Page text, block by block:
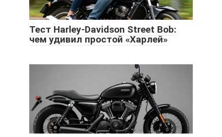
Тест Harley-Davidson Street Bob:
чем удивил простой «Харлей»